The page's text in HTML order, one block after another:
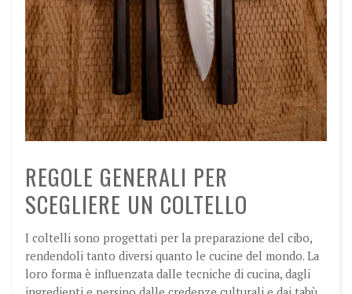
REGOLE GENERALI PER
SCEGLIERE UN COLTELLO
I coltelli sono progettati per la preparazione del cibo,
rendendoli tanto diversi quanto le cucine del mondo. La
loro forma è influenzata dalle tecniche di cucina, dagli